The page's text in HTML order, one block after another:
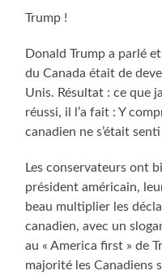
Trump !
Donald Trump a parlé
du Canada était de
Unis. Résultat : ce que
réussi, il l’a fait : Y
canadien ne s’était
Les conservateurs ont
président américain,
beau multiplier les
canadien, avec un
au « America first » de
majorité les Canadiens